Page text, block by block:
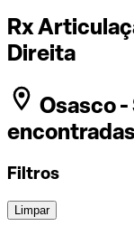
Rx
Direita
Osasco -
encontradas
Filtros
Limpar